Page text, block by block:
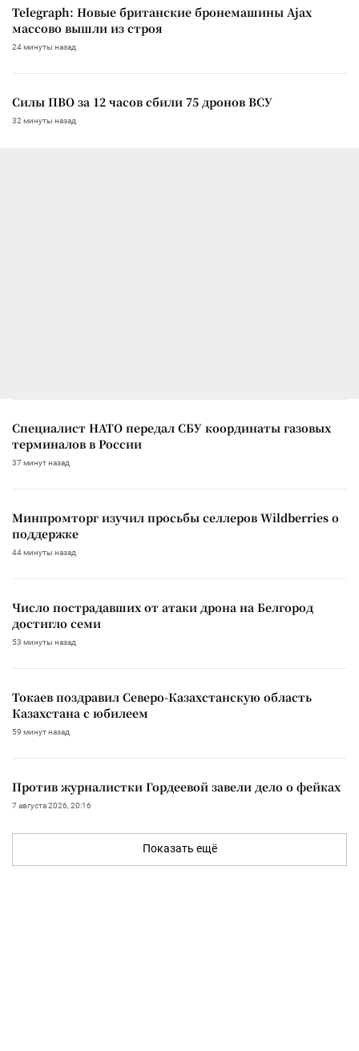
Telegraph: Новые британские бронемашины Ajax
массово вышли из строя
24 минуты назад
Силы ПВО за 12 часов сбили 75 дронов ВСУ
32 минуты назад
Специалист НАТО передал СБУ координаты газовых
терминалов в России
37 минут назад
Минпромторг изучил просьбы селлеров Wildberries о
поддержке
44 минуты назад
Число пострадавших от атаки дрона на Белгород
достигло семи
53 минуты назад
Токаев поздравил Северо-Казахстанскую область
Казахстана с юбилеем
59 минут назад
Против журналистки Гордеевой завели дело о фейках
7 августа 2026, 20:16
Показать ещё